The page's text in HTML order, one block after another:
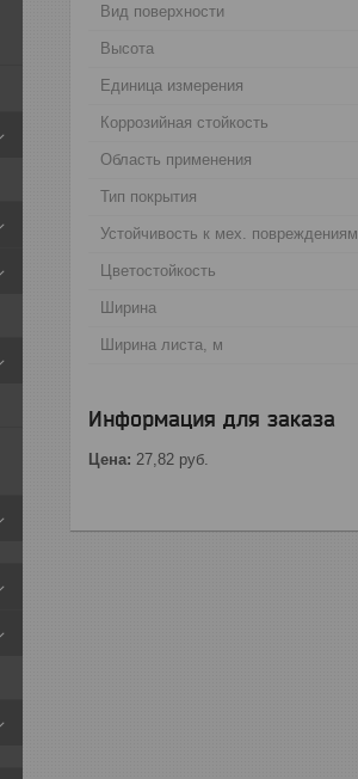
Вид поверхности
Высота
Единица измерения
Коррозийная стойкость
Область применения
Тип покрытия
Устойчивость к мех. повреждениям
Цветостойкость
Ширина
Ширина листа, м
Информация для заказа
Цена: 27,82 руб.